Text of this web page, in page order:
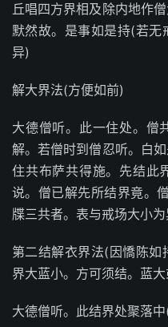
丘唱四方界相及除内地作
默然故。是事如是持(若无
异)
解大界法(方便如前)
大德僧听。此一住处。僧
解。若僧时到僧忍听。白
住共布萨共得施。先结此
说。僧已解先所结界竟。
牒三共者。表与戒场大小为
第二结解衣界法(因憍陈如
界大蓝小。方可须结。蓝
大德僧听。此结界处聚落